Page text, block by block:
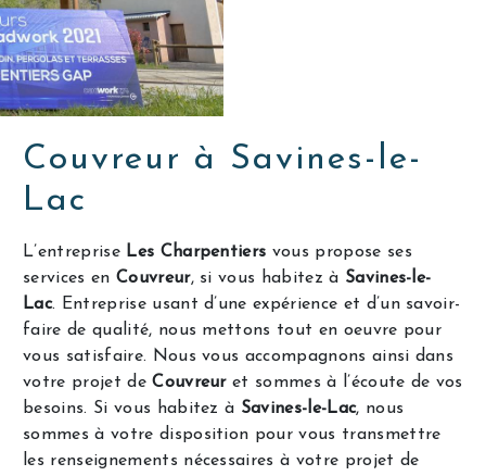
Couvreur à Savines-le-
Lac
L’entreprise Les Charpentiers vous propose ses
services en Couvreur, si vous habitez à Savines-le-
Lac. Entreprise usant d’une expérience et d’un savoir-
faire de qualité, nous mettons tout en oeuvre pour
vous satisfaire. Nous vous accompagnons ainsi dans
votre projet deCouvreuret sommes à l’écoute de vos
besoins. Si vous habitez à Savines-le-Lac, nous
sommes à votre disposition pour vous transmettre
les renseignements nécessaires à votre projet de